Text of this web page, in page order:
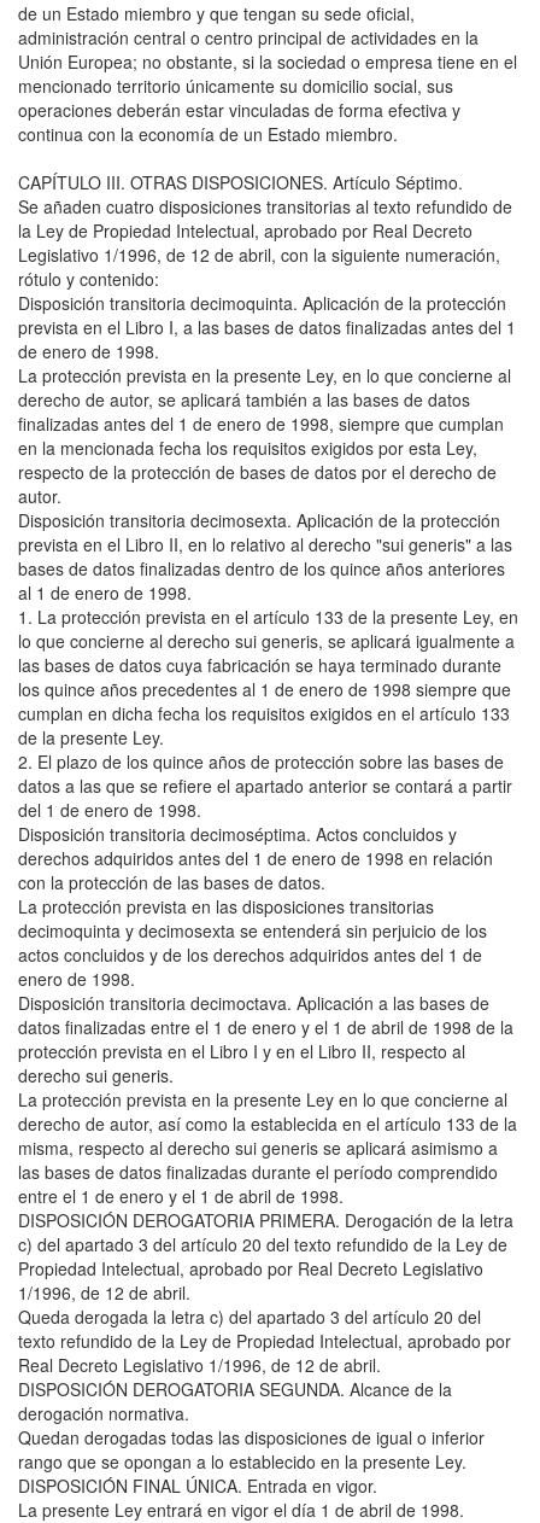
de un Estado miembro y que tengan su sede oficial,
administración central o centro principal de actividades en la
Unión Europea; no obstante, si la sociedad o empresa tiene en el
mencionado territorio únicamente su domicilio social, sus
operaciones deberán estar vinculadas de forma efectiva y
continua con la economía de un Estado miembro.
CAPÍTULO III. OTRAS DISPOSICIONES. Artículo Séptimo.
Se añaden cuatro disposiciones transitorias al texto refundido de
la Ley de Propiedad Intelectual, aprobado por Real Decreto
Legislativo 1/1996, de 12 de abril, con la siguiente numeración,
rótulo y contenido:
Disposición transitoria decimoquinta. Aplicación de la protección
prevista en el Libro I, a las bases de datos finalizadas antes del 1
de enero de 1998.
La protección prevista en la presente Ley, en lo que concierne al
derecho de autor, se aplicará también a las bases de datos
finalizadas antes del 1 de enero de 1998, siempre que cumplan
en la mencionada fecha los requisitos exigidos por esta Ley,
respecto de la protección de bases de datos por el derecho de
autor.
Disposición transitoria decimosexta. Aplicación de la protección
prevista en el Libro II, en lo relativo al derecho "sui generis" a las
bases de datos finalizadas dentro de los quince años anteriores
al 1 de enero de 1998.
1. La protección prevista en el artículo 133 de la presente Ley, en
lo que concierne al derecho sui generis, se aplicará igualmente a
las bases de datos cuya fabricación se haya terminado durante
los quince años precedentes al 1 de enero de 1998 siempre que
cumplan en dicha fecha los requisitos exigidos en el artículo 133
de la presente Ley.
2. El plazo de los quince años de protección sobre las bases de
datos a las que se refiere el apartado anterior se contará a partir
del 1 de enero de 1998.
Disposición transitoria decimoséptima. Actos concluidos y
derechos adquiridos antes del 1 de enero de 1998 en relación
con la protección de las bases de datos.
La protección prevista en las disposiciones transitorias
decimoquinta y decimosexta se entenderá sin perjuicio de los
actos concluidos y de los derechos adquiridos antes del 1 de
enero de 1998.
Disposición transitoria decimoctava. Aplicación a las bases de
datos finalizadas entre el 1 de enero y el 1 de abril de 1998 de la
protección prevista en el Libro I y en el Libro II, respecto al
derecho sui generis.
La protección prevista en la presente Ley en lo que concierne al
derecho de autor, así como la establecida en el artículo 133 de la
misma, respecto al derecho sui generis se aplicará asimismo a
las bases de datos finalizadas durante el período comprendido
entre el 1 de enero y el 1 de abril de 1998.
DISPOSICIÓN DEROGATORIA PRIMERA. Derogación de la letra
c) del apartado 3 del artículo 20 del texto refundido de la Ley de
Propiedad Intelectual, aprobado por Real Decreto Legislativo
1/1996, de 12 de abril.
Queda derogada la letra c) del apartado 3 del artículo 20 del
texto refundido de la Ley de Propiedad Intelectual, aprobado por
Real Decreto Legislativo 1/1996, de 12 de abril.
DISPOSICIÓN DEROGATORIA SEGUNDA. Alcance de la
derogación normativa.
Quedan derogadas todas las disposiciones de igual o inferior
rango que se opongan a lo establecido en la presente Ley.
DISPOSICIÓN FINAL ÚNICA. Entrada en vigor.
La presente Ley entrará en vigor el día 1 de abril de 1998.